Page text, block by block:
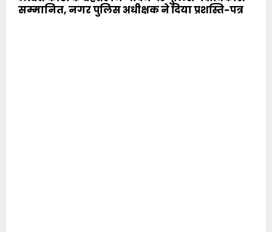
सम्मानित, नगर पुलिस अधीक्षक ने दिया प्रशस्ति-पत्र